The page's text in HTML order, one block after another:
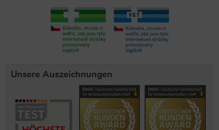
Unsere Auszeichnungen